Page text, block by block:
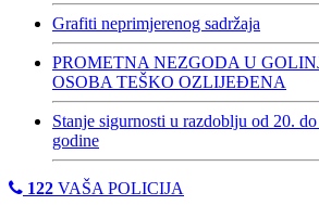
Grafiti neprimjerenog sadržaja
PROMETNA NEZGODA U
OSOBA TEŠKO OZLIJEĐENA
Stanje sigurnosti u razdoblju od 20.
godine
122 VAŠA POLICIJA